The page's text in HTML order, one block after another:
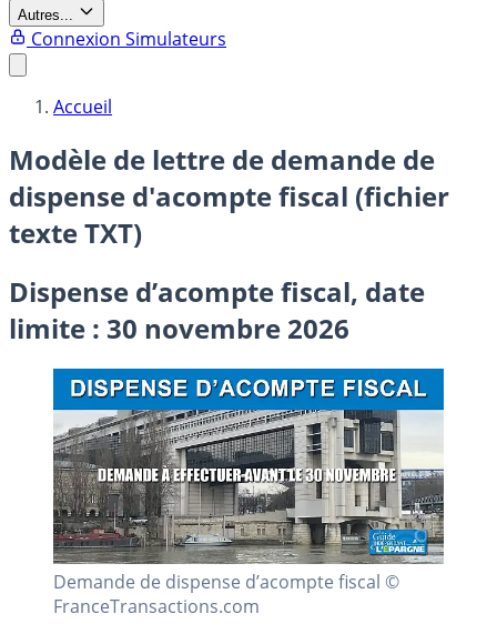
Autres...
Connexion Simulateurs
Accueil
Modèle de lettre de demande de
dispense d'acompte fiscal (fichier
texte TXT)
Dispense d’acompte fiscal, date
limite : 30 novembre 2026
Demande de dispense d’acompte fiscal ©
FranceTransactions.com